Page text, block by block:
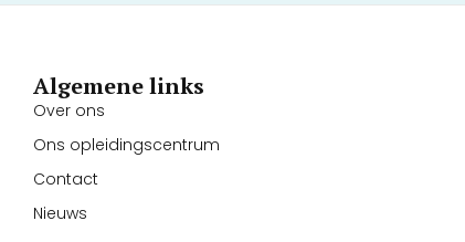
Algemene links
Over ons
Ons opleidingscentrum
Contact
Nieuws